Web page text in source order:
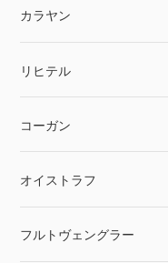
カラヤン
リヒテル
コーガン
オイストラフ
フルトヴェングラー